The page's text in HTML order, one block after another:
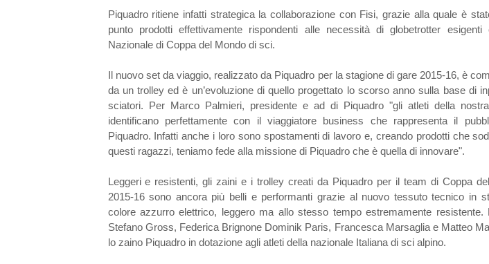
Piquadro ritiene infatti strategica la collaborazione con Fisi, grazie alla quale è
punto prodotti effettivamente rispondenti alle necessità di globetrotter
Nazionale di Coppa del Mondo di sci.
Il nuovo set da viaggio, realizzato da Piquadro per la stagione di gare 2015-16, è
da un trolley ed è un’evoluzione di quello progettato lo scorso anno sulla base di
sciatori. Per Marco Palmieri, presidente e ad di Piquadro "gli atleti della
identificano perfettamente con il viaggiatore business che rappresenta il
Piquadro. Infatti anche i loro sono spostamenti di lavoro e, creando prodotti che
questi ragazzi, teniamo fede alla missione di Piquadro che è quella di innovare".
Leggeri e resistenti, gli zaini e i trolley creati da Piquadro per il team di Coppa
2015-16 sono ancora più belli e performanti grazie al nuovo tessuto tecnico in
colore azzurro elettrico, leggero ma allo stesso tempo estremamente resistente.
Stefano Gross, Federica Brignone Dominik Paris, Francesca Marsaglia e Matteo
lo zaino Piquadro in dotazione agli atleti della nazionale Italiana di sci alpino.